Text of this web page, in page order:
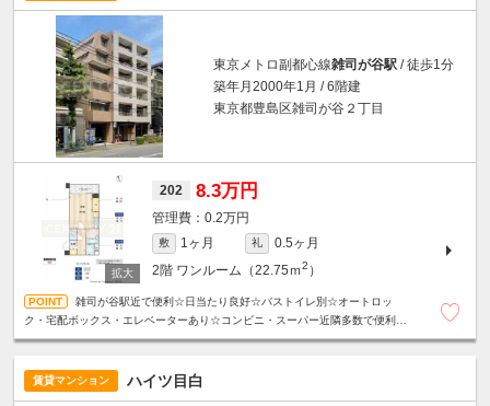
東京メトロ副都心線雑司が谷駅 / 徒歩1分
築年月2000年1月 / 6階建
東京都豊島区雑司が谷２丁目
202 8.3万円
0.2万円
敷 1ヶ月 礼
0.5ヶ月
2階 ワンルーム（22.75ｍ2 ）
雑司が谷駅近で便利☆日当たり良好☆バストイレ別☆オートロッ
ク・宅配ボックス・エレベーターあり☆コンビニ・スーパー近隣多数で便利な
賃貸マンション ハイツ目白